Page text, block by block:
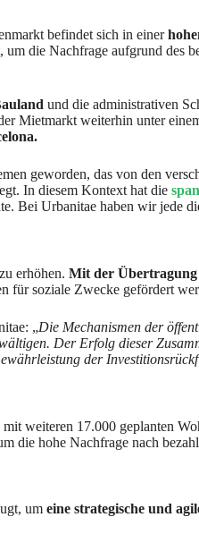
befindet sich in einer
die Nachfrage aufgrund des
und die administrativen
Mietmarkt weiterhin unter
geworden, das von den
In diesem Kontext hat die
Bei Urbanitae haben wir jede
erhöhen. Mit der Übertragung
für soziale Zwecke gefördert
„Die Mechanismen der
Der Erfolg dieser
der
weiteren 17.000 geplanten
die hohe Nachfrage nach
um eine strategische und